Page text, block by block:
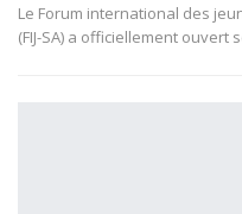
Le Forum international des
(FIJ-SA) a officiellement ouvert